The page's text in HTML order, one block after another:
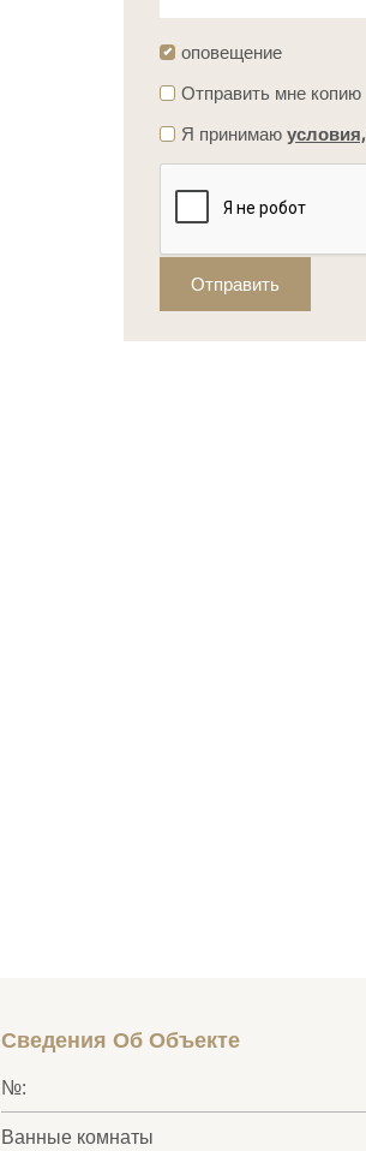
оповещение
Отправить мне копию
Я принимаюусловия,
Отправить
Сведения Об Объекте
№:
Ванные комнаты